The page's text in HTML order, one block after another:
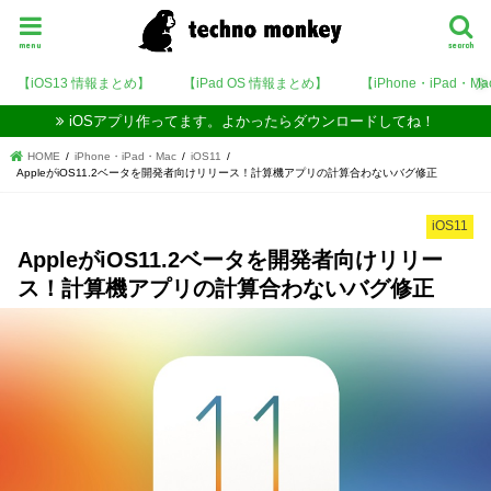
search
menu
【iOS13 情報まとめ】 【iPad OS 情報まとめ】 【iPhone・iPad・
iOSアプリ作ってます。よかったらダウンロードしてね！
HOME iPhone・iPad・Mac
iOS11
AppleがiOS11.2ベータを開発者向けリリース！計算機アプリの計算合わないバグ修正
iOS11
AppleがiOS11.2ベータを開発者向けリリー
ス！計算機アプリの計算合わないバグ修正